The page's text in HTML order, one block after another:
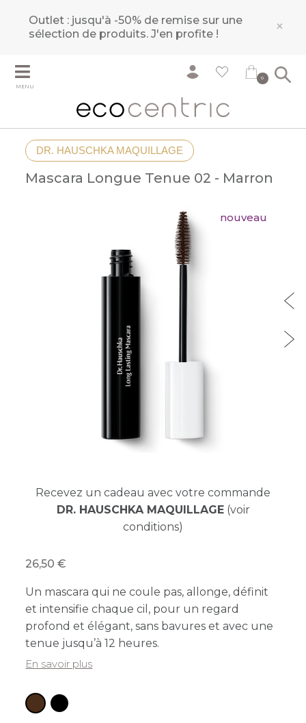
Outlet : jusqu'à -50% de remise sur une
sélection de produits.J'en profite ! ×
MENU
0
DR. HAUSCHKA MAQUILLAGE
Mascara Longue Tenue 02 - Marron
nouveau
Recevez un cadeau avec votre commande
DR. HAUSCHKA MAQUILLAGE(voir
conditions)
26,50
Un mascara qui ne coule pas, allonge, définit
et intensifie chaque cil, pour un regard
profond et élégant, sans bavures et avec une
tenue jusqu’à 12 heures.
En savoir plus